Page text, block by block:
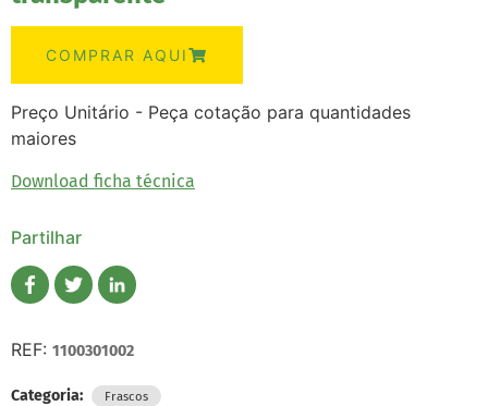
COMPRAR AQUI
Preço Unitário - Peça cotação para quantidades
maiores
Download ficha técnica
Partilhar
REF: 1100301002
Categoria: Frascos